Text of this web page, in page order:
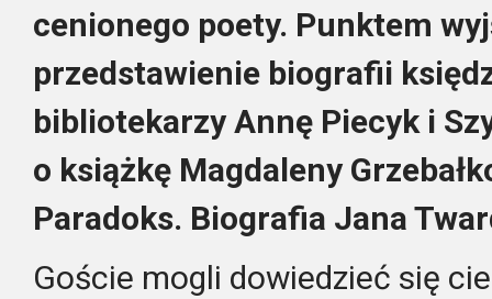
cenionego poety. Punktem
przedstawienie biografii
bibliotekarzy Annę Piecyk i
o książkę Magdaleny
Paradoks. Biografia Jana
Goście mogli dowiedzieć się